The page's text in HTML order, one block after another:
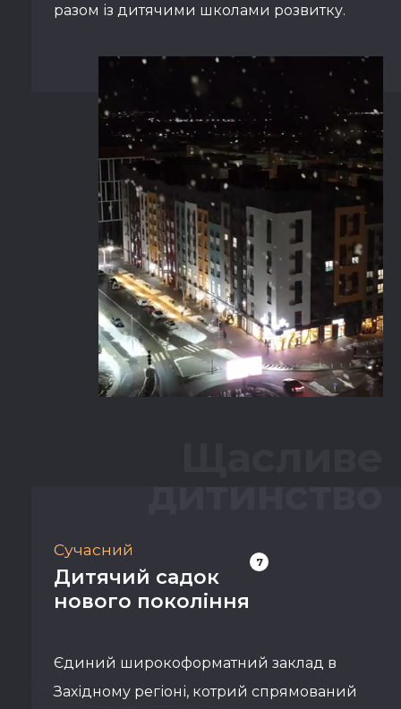
разом із дитячими школами розвитку.
Сучасний
Дитячий садок
нового покоління
7
Єдиний широкоформатний заклад в
Західному регіоні, котрий спрямований